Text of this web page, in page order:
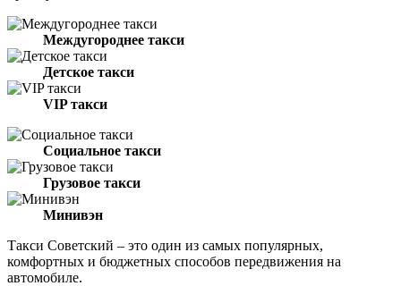
Междугороднее такси
Детское такси
VIP такси
Социальное такси
Грузовое такси
Минивэн
Такси Советский – это один из самых популярных,
комфортных и бюджетных способов передвижения на
автомобиле.